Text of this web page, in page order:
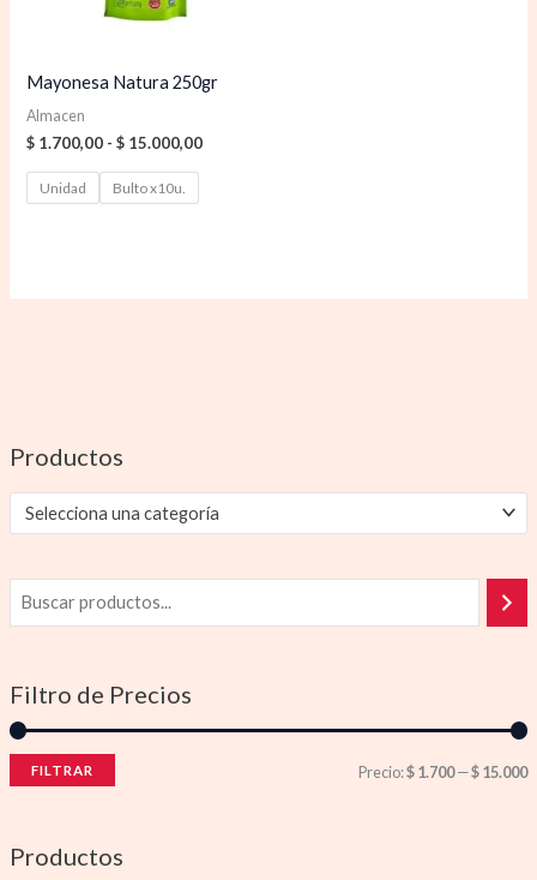
Productos
Selecciona una categoría
Filtro de Precios
FILTRAR Precio:$ 1.700—$ 15.000
Productos
Mayonesa Natura 250gr
Almacen
$ 1.700,00 - $ 15.000,00
Unidad Bulto x10u.